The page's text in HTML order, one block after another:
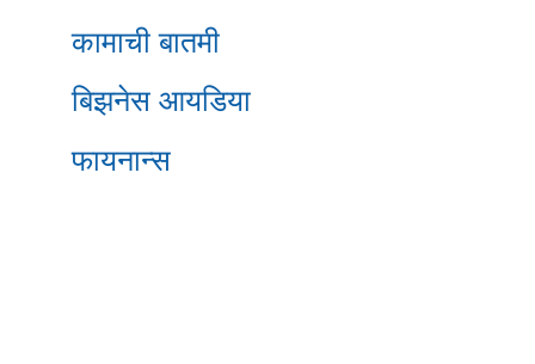
कामाची बातमी
बिझनेस आयडिया
फायनान्स